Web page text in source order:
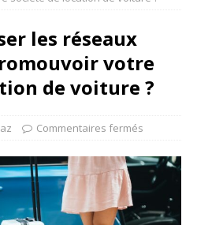
les réseaux
votre
de voiture ?
Commentaires fermés